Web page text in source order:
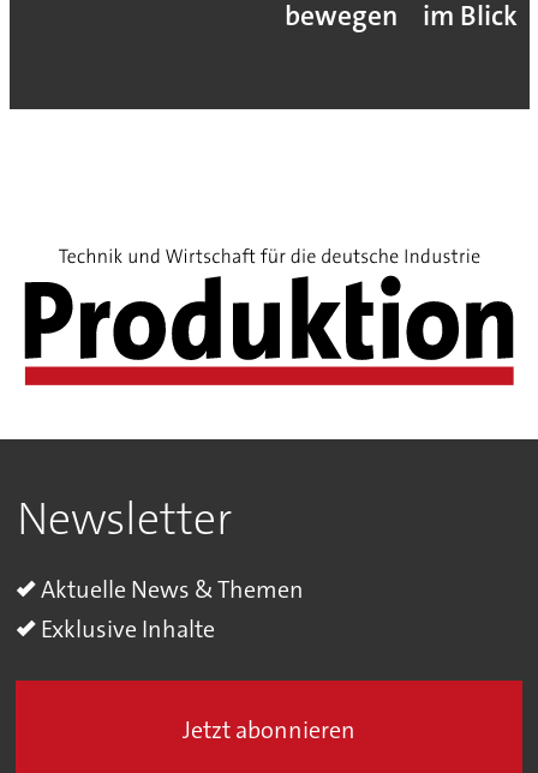
bewegen
im Blick
Newsletter
Aktuelle News & Themen
Exklusive Inhalte
Jetzt abonnieren